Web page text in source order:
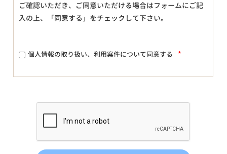
ご確認いただき、ご同意いただける場合はフォームにご記
入の上、「同意する」をチェックして下さい。
個人情報の取り扱い、利用案件について同意する *